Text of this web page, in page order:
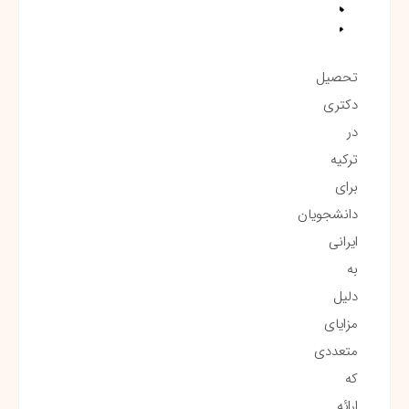
تحصیل
دکتری
در
ترکیه
برای
دانشجویان
ایرانی
به
دلیل
مزایای
متعددی
که